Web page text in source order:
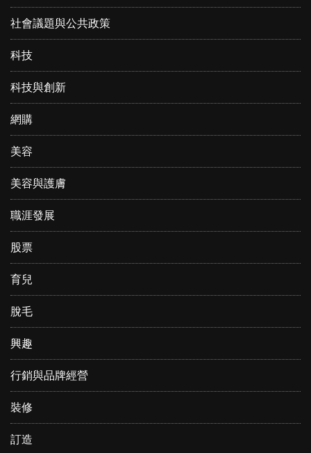
社會議題與公共政策
科技
科技與創新
網購
美容
美容與護膚
職涯發展
股票
育兒
脫毛
興趣
行銷與品牌經營
裝修
訂造